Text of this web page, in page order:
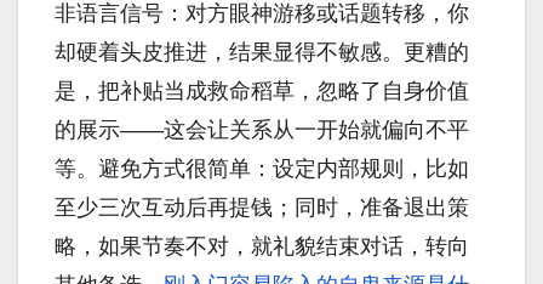
非语言信号：对方眼神游移或话题转移，你
却硬着头皮推进，结果显得不敏感。更糟的
是，把补贴当成救命稻草，忽略了自身价值
的展示——这会让关系从一开始就偏向不平
等。避免方式很简单：设定内部规则，比如
至少三次互动后再提钱；同时，准备退出策
略，如果节奏不对，就礼貌结束对话，转向